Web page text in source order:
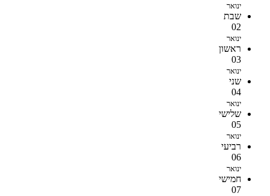
ינואר
שבת
02
ינואר
ראשון
03
ינואר
שני
04
ינואר
שלישי
05
ינואר
רביעי
06
ינואר
חמישי
07